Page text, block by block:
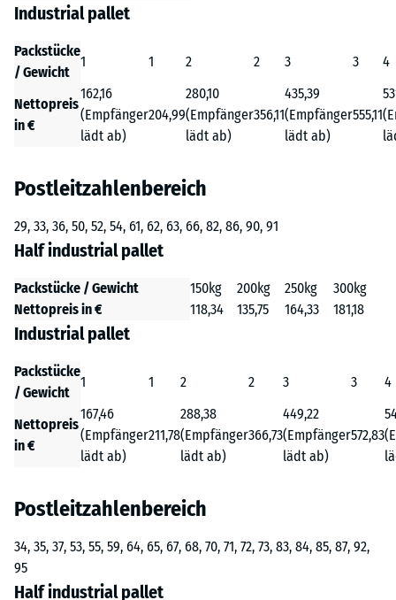
Industrial pallet
Packstücke
/ Gewicht
1 1 2 2 3 3 4
Nettopreis
in €
162,16
(Empfänger
lädt ab)
204,99
280,10
(Empfänger
lädt ab)
356,11
435,39
(Empfänger
lädt ab)
555,11
Postleitzahlenbereich
29, 33, 36, 50, 52, 54, 61, 62, 63, 66, 82, 86, 90, 91
Half industrial pallet
Packstücke / Gewicht 150kg 200kg 250kg
300kg
Nettopreis in €
118,34 135,75 164,33 181,18
Industrial pallet
Packstücke
/ Gewicht
1 1 2 2 3 3 4
Nettopreis
in €
167,46
(Empfänger
lädt ab)
211,78
288,38
(Empfänger
lädt ab)
366,73
449,22
(Empfänger
lädt ab)
572,83
Postleitzahlenbereich
34, 35, 37, 53, 55, 59, 64, 65, 67, 68, 70, 71, 72, 73, 83, 84, 85, 87, 92,
95
Half industrial pallet